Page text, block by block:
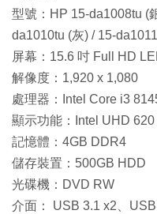
型號：HP 15-da1008tu (
da1010tu (灰) / 15-
屏幕：15.6 吋 Full HD
解像度：1,920 x 1,080
處理器：Intel Core i3
顯示功能：Intel UHD
記憶體：4GB DDR4
儲存裝置：500GB HDD
光碟機：DVD RW
介面： USB 3.1 x2、USB